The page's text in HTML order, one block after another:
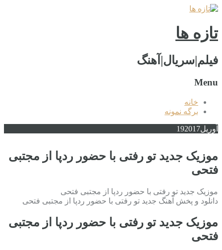
تازه ها
فیلم|سریال|آهنگ
Menu
خانه
برگه نمونه
آوریل 192017
موزیک جدید تو رفتی با حضور ردپا از مجتبی
فتحی
موزیک جدید تو رفتی با حضور ردپا از مجتبی فتحی
دانلود و پخش آهنگ جدید تو رفتی با حضور ردپا از مجتبی فتحی
موزیک جدید تو رفتی با حضور ردپا از مجتبی
فتحی